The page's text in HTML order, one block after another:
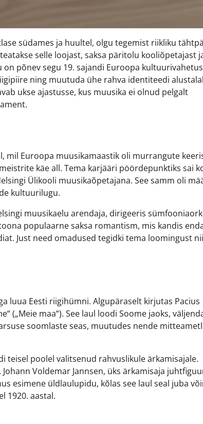
südames ja huultel, olgu tegemist riikliku
selle loojast, saksa päritolu kooliõpetajast
põnev segu 19. sajandi Euroopa
ning muutuda ühe rahva identiteedi
ukse ajastusse, kus muusika ei olnud pelgalt
mil Euroopa muusikamaastik oli murrangute
käe all. Tema karjääri pöördepunktiks sai
Ülikooli muusikaõpetajana. See samm oli
kultuurilugu.
muusikaelu arendaja, dirigeeris
populaarne saksa romantism, mis kandis
Just need omadused tegidki tema loomingust nii
luua Eesti riigihümni. Algupäraselt kirjutas Pacius
(„Meie maa“). See laul loodi Soome jaoks,
soomlaste seas, muutudes nende
teisel poolel valitsenud rahvuslikule ärkamisajale.
Voldemar Jannsen, üks ärkamisaja
esimene üldlaulupidu, kõlas see laul seal juba
1920. aastal.